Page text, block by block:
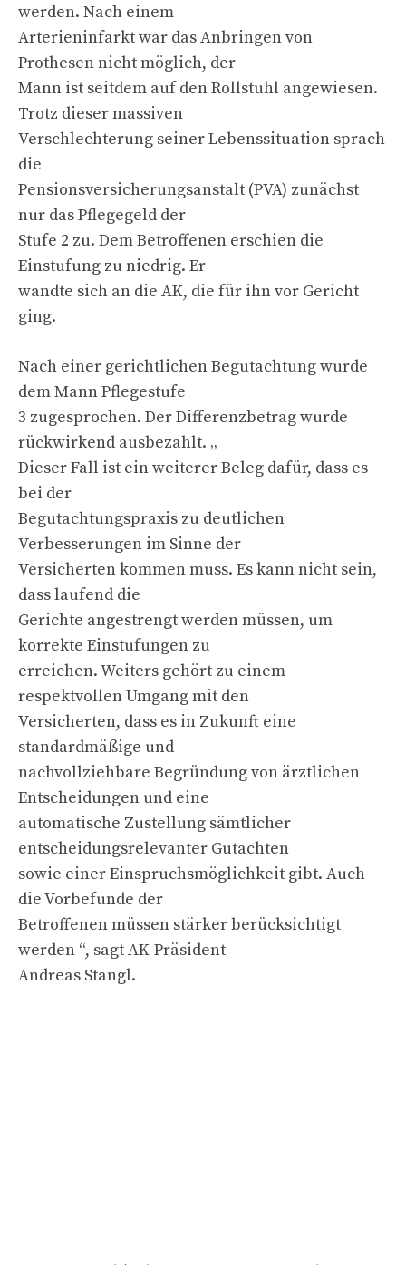
werden. Nach einem
Arterieninfarkt war das Anbringen von
Prothesen nicht möglich, der
Mann ist seitdem auf den Rollstuhl angewiesen.
Trotz dieser massiven
Verschlechterung seiner Lebenssituation sprach
die
Pensionsversicherungsanstalt (PVA) zunächst
nur das Pflegegeld der
Stufe 2 zu. Dem Betroffenen erschien die
Einstufung zu niedrig. Er
wandte sich an die AK, die für ihn vor Gericht
ging.
Nach einer gerichtlichen Begutachtung wurde
dem Mann Pflegestufe
3 zugesprochen. Der Differenzbetrag wurde
rückwirkend ausbezahlt. „
Dieser Fall ist ein weiterer Beleg dafür, dass es
bei der
Begutachtungspraxis zu deutlichen
Verbesserungen im Sinne der
Versicherten kommen muss. Es kann nicht sein,
dass laufend die
Gerichte angestrengt werden müssen, um
korrekte Einstufungen zu
erreichen. Weiters gehört zu einem
respektvollen Umgang mit den
Versicherten, dass es in Zukunft eine
standardmäßige und
nachvollziehbare Begründung von ärztlichen
Entscheidungen und eine
automatische Zustellung sämtlicher
entscheidungsrelevanter Gutachten
sowie einer Einspruchsmöglichkeit gibt. Auch
die Vorbefunde der
Betroffenen müssen stärker berücksichtigt
werden “, sagt AK-Präsident
Andreas Stangl.